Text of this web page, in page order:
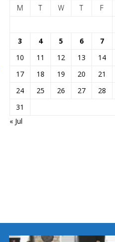
M
T W T F
3
4 5 6 7
10
11 12 13 14
17
18 19 20 21
24
25 26 27 28
31
« Jul